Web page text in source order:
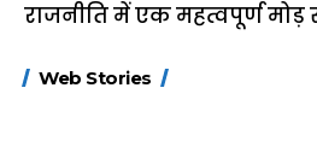
राजनीति में एक महत्वपूर्ण मोड़
Web Stories
FASTag के ये नए